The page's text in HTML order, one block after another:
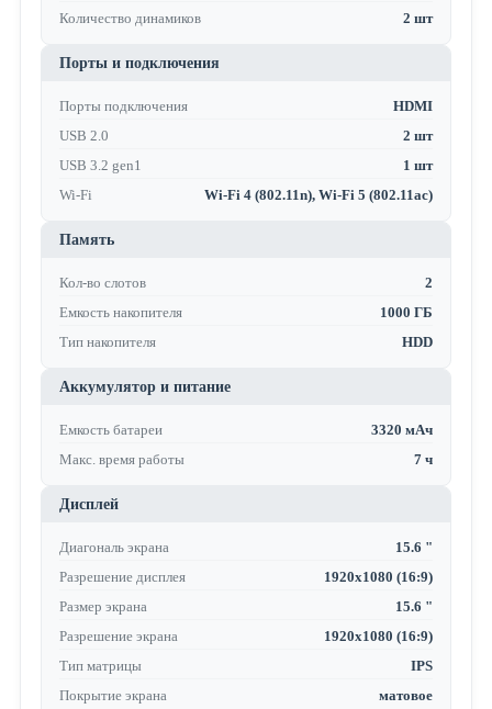
Количество динамиков
2 шт
Порты и подключения
Порты подключения
HDMI
USB 2.0
2 шт
USB 3.2 gen1
1 шт
Wi-Fi
Wi-Fi 4 (802.11n), Wi-Fi 5 (802.11ac)
Память
Кол-во слотов
2
Емкость накопителя
1000 ГБ
Тип накопителя
HDD
Аккумулятор и питание
Емкость батареи
3320 мАч
Макс. время работы
7 ч
Дисплей
Диагональ экрана
15.6 "
Разрешение дисплея
1920x1080 (16:9)
Размер экрана
15.6 "
Разрешение экрана
1920x1080 (16:9)
Тип матрицы
IPS
Покрытие экрана
матовое